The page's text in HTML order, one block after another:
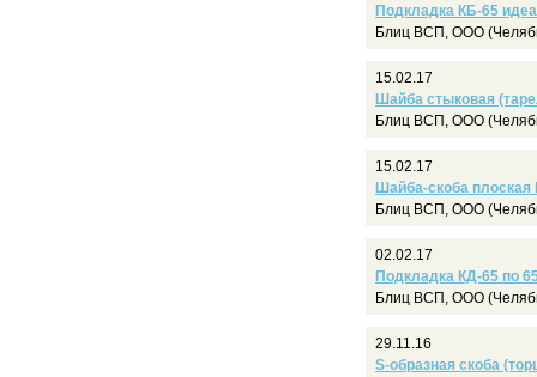
Подкладка КБ-65
Блиц ВСП, ООО
15.02.17
Шайба стыковая
Блиц ВСП, ООО
15.02.17
Шайба-скоба плоская
Блиц ВСП, ООО
02.02.17
Подкладка КД-65 по
Блиц ВСП, ООО
29.11.16
S-образная скоба